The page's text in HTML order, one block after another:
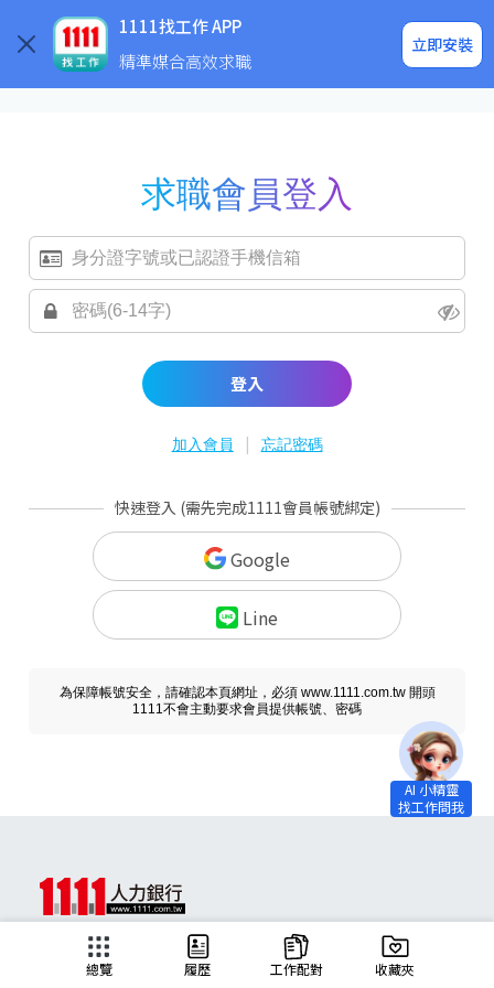
1111找工作 APP
精準媒合高效求職
立即安裝
企業求才
求職會員登入
登入
加入會員 | 忘記密碼
快速登入 (需先完成1111會員帳號綁定)
Google
Line
為保障帳號安全，請確認本頁網址，必須 www.1111.com.tw 開頭
1111不會主動要求會員提供帳號、密碼
總覽 履歷 工作配對 收藏夾